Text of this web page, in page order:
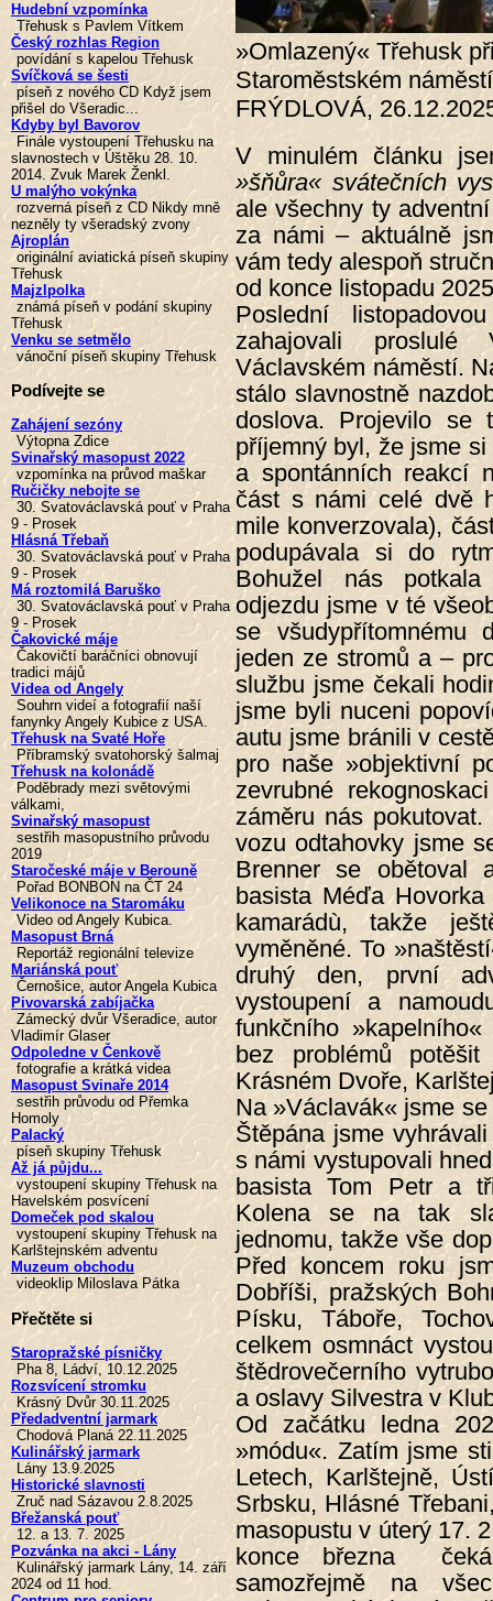
»Omlazený« Třehusk
Staroměstském
FRÝDLOVÁ,
V minulém článku
»šňůra« svátečních
ale všechny ty
za námi – aktuálně
vám tedy alespoň
od konce listopadu
Poslední
zahajovali
Václavském náměstí.
stálo slavnostně
doslova. Projevilo se
příjemný byl, že jsme
a spontánních reakcí
část s námi celé dvě
mile konverzovala),
podupávala si do
Bohužel nás
odjezdu jsme v té
se všudypřítomnému
jeden ze stromů a –
službu jsme čekali
jsme byli nuceni
autu jsme bránili v
pro naše »objektivní
zevrubné
záměru nás
vozu odtahovky jsme
Brenner se obětoval
basista Méďa
kamarádù, takže
vyměněné. To
druhý den, první
vystoupení a
funkčního
bez problémů
Krásném Dvoře,
Na »Václavák« jsme
Štěpána jsme
s námi vystupovali
basista Tom Petr a
Kolena se na tak
jednomu, takže vše
Před koncem roku
Dobříši, pražských
Písku, Táboře,
celkem osmnáct
štědrovečerního
a oslavy Silvestra v
Od začátku ledna
»módu«. Zatím jsme
Letech, Karlštejně,
Srbsku, Hlásné
masopustu v úterý 17.
konce března
samozřejmě na
Hudební vzpomínka
Třehusk s Pavlem Vítkem
Český rozhlas Region
povídání s kapelou Třehusk
Svíčková se šesti
píseň z nového CD Když jsem
přišel do Všeradic...
Kdyby byl Bavorov
Finále vystoupení Třehusku na
slavnostech v Úštěku 28. 10.
2014. Zvuk Marek Ženkl.
U malýho vokýnka
rozverná píseň z CD Nikdy mně
nezněly ty všeradský zvony
Ajroplán
originální aviatická píseň skupiny
Třehusk
Majzlpolka
známá píseň v podání skupiny
Třehusk
Venku se setmělo
vánoční píseň skupiny Třehusk
Podívejte se
Zahájení sezóny
Výtopna Zdice
Svinařský masopust 2022
vzpomínka na průvod maškar
Ručičky nebojte se
30. Svatováclavská pouť v Praha
9 - Prosek
Hlásná Třebaň
30. Svatováclavská pouť v Praha
9 - Prosek
Má roztomilá Baruško
30. Svatováclavská pouť v Praha
9 - Prosek
Čakovické máje
Čakovičtí baráčníci obnovují
tradici májů
Videa od Angely
Souhrn videí a fotografií naší
fanynky Angely Kubice z USA.
Třehusk na Svaté Hoře
Příbramský svatohorský šalmaj
Třehusk na kolonádě
Poděbrady mezi světovými
válkami,
Svinařský masopust
sestřih masopustního průvodu
2019
Staročeské máje v Berouně
Pořad BONBON na ČT 24
Velikonoce na Staromáku
Video od Angely Kubica.
Masopust Brná
Reportáž regionální televize
Mariánská pouť
Černošice, autor Angela Kubica
Pivovarská zabíjačka
Zámecký dvůr Všeradice, autor
Vladimír Glaser
Odpoledne v Čenkově
fotografie a krátká videa
Masopust Svinaře 2014
sestřih průvodu od Přemka
Homoly
Palacký
píseň skupiny Třehusk
Až já půjdu...
vystoupení skupiny Třehusk na
Havelském posvícení
Domeček pod skalou
vystoupení skupiny Třehusk na
Karlštejnském adventu
Muzeum obchodu
videoklip Miloslava Pátka
Přečtěte si
Staropražské písničky
Pha 8, Ládví, 10.12.2025
Rozsvícení stromku
Krásný Dvůr 30.11.2025
Předadventní jarmark
Chodová Planá 22.11.2025
Kulinářský jarmark
Lány 13.9.2025
Historické slavnosti
Zruč nad Sázavou 2.8.2025
Břežanská pouť
12. a 13. 7. 2025
Pozvánka na akci - Lány
Kulinářský jarmark Lány, 14. září
2024 od 11 hod.